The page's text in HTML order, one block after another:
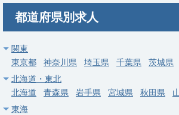
募集科目 整形外科 リハビリテーショ
勤務地 北海道 札幌市西区
常勤
北海道/札幌の整形外科クリニック（2026年
理医師募集、週5日年俸2,000万円、駅直結1
都道府県別求人
関東
東京都
神奈川県 埼玉県 千葉県 茨城県
北海道・東北
北海道
青森県 岩手県 宮城県 秋田県
東海